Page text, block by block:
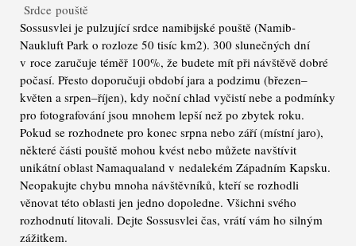
Srdce pouště
Sossusvlei je pulzující srdce namibijské pouště (Namib-
Naukluft Park o rozloze 50 tisíc km2). 300 slunečných dní
v roce zaručuje téměř 100%, že budete mít při návštěvě dobré
počasí. Přesto doporučuji období jara a podzimu (březen–
květen a srpen–říjen), kdy noční chlad vyčistí nebe a podmínky
pro fotografování jsou mnohem lepší než po zbytek roku.
Pokud se rozhodnete pro konec srpna nebo září (místní jaro),
některé části pouště mohou kvést nebo můžete navštívit
unikátní oblast Namaqualand v nedalekém Západním Kapsku.
Neopakujte chybu mnoha návštěvníků, kteří se rozhodli
věnovat této oblasti jen jedno dopoledne. Všichni svého
rozhodnutí litovali. Dejte Sossusvlei čas, vrátí vám ho silným
zážitkem.